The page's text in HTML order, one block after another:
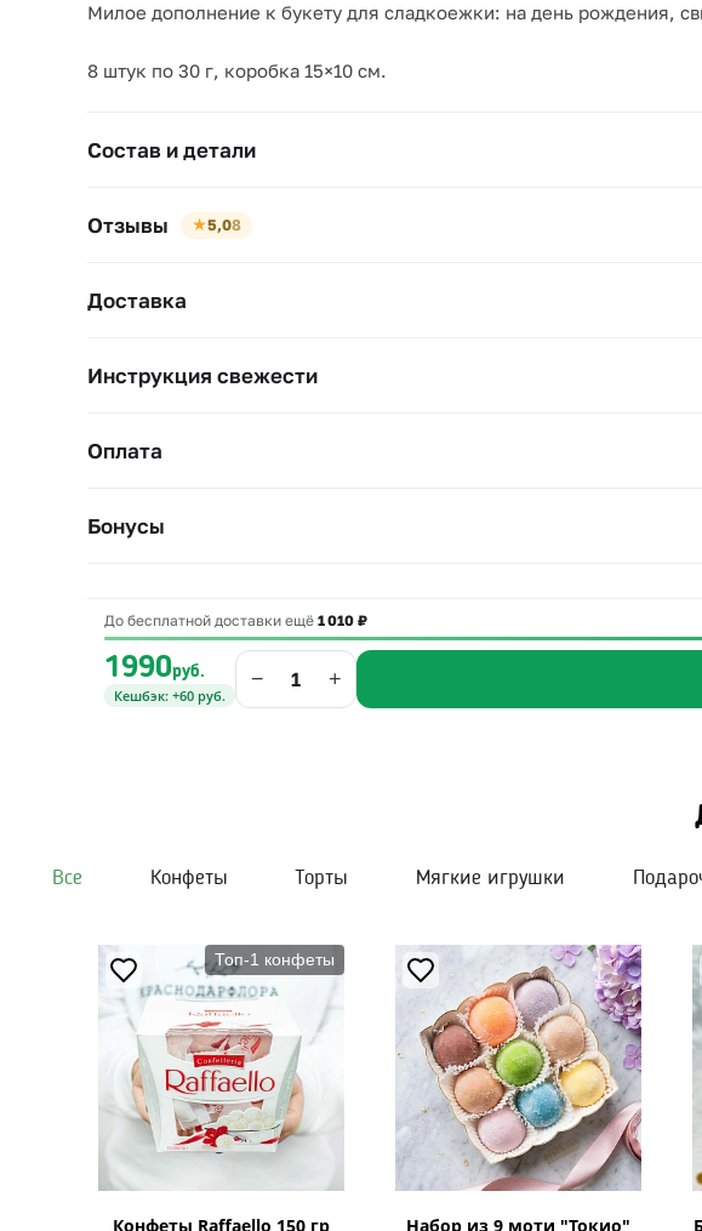
Милое дополнение к букету для сладкоежки: на день рождения,
8 штук по 30 г, коробка 15×10 см.
Состав и детали
Отзывы ★5,08
Доставка
Инструкция свежести
Оплата
Бонусы
До бесплатной доставки ещё 1 010 ₽
1990руб.
Кешбэк: +60 руб.
− +
Все Конфеты Торты Мягкие игрушки
Топ-1 конфеты
Конфеты Raffaello 150 гр Набор из 9 моти "Токио"